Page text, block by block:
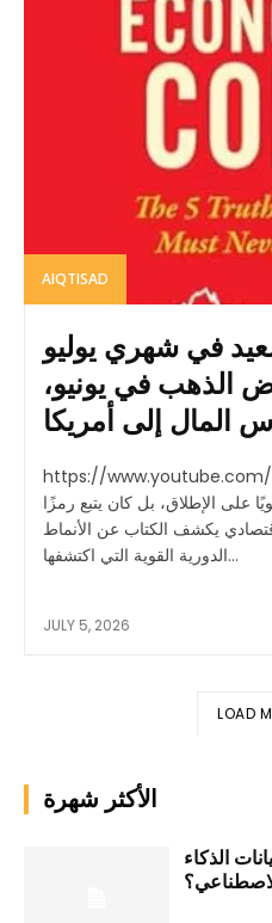
AIQTISAD
في شهري يوليو
الذهب في يونيو،
المال إلى أمريكا
https://www.youtube.com/
على الإطلاق، بل كان يتبع رمزًا
الاقتصادي يكشف الكتاب عن الأنماط
الدورية القوية التي اكتشفها...
JULY 5, 2026
LOAD
الأكثر شهرة
الذكاء